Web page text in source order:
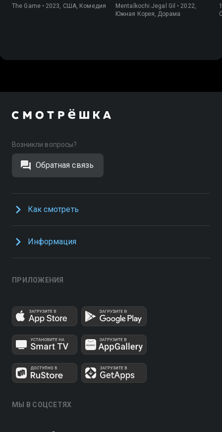
The Game • 2023, США, Комедия
Mentalkochi Jegal Gil • 2022,
Южная Корея, Дорама
Возникли вопросы?
Обратная связь
Как смотреть
Информация
ПРИЛОЖЕНИЯ
МЫ В СОЦСЕТЯХ